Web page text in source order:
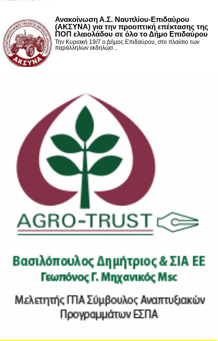
Ανακοίνωση Α.Σ. Ναυπλίου-Επιδαύρου
(ΑΚΣΥΝΑ) για την προοπτική επέκτασης της
ΠΟΠ ελαιολάδου σε όλο το Δήμο Επιδαύρου
Την Κυριακή 19/7 ο Δήμος Επιδαύρου, στο πλαίσιο των
παράλληλων εκδηλώσ...